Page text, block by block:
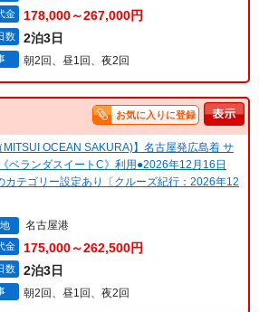
金 178,000～267,000円
数 2泊3日
朝2回、昼1回、夜2回
お気に入りに登録
MITSUI OCEAN SAKURA)】名古屋発広島着 サ
ベランダスイートC》利用●2026年12月16日
カテゴリー設定あり〔クルーズ紀行：2026年12
名古屋港
金 175,000～262,500円
数 2泊3日
朝2回、昼1回、夜2回